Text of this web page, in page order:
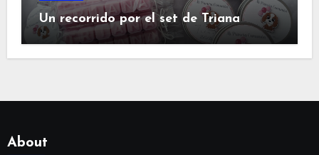
Un recorrido por el set de Triana
About